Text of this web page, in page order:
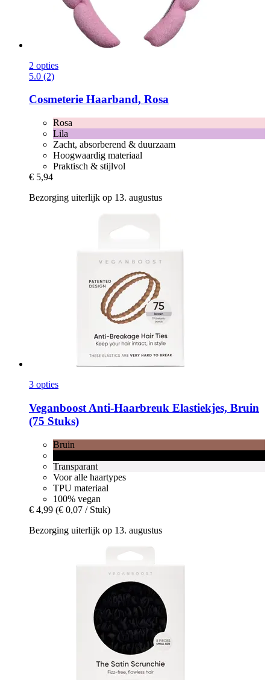
2 opties
5.0 (2)
Cosmeterie Haarband, Rosa
Rosa
Lila
Zacht, absorberend & duurzaam
Hoogwaardig materiaal
Praktisch & stijlvol
€ 5,94
Bezorging uiterlijk op 13. augustus
3 opties
Veganboost Anti-​Haarbreuk Elastiekjes, Bruin
(75 Stuks)
Bruin
Transparant
Voor alle haartypes
TPU materiaal
100% vegan
€ 4,99 (€ 0,07 / Stuk)
Bezorging uiterlijk op 13. augustus